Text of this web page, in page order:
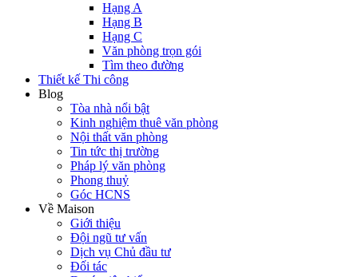
Hạng A
Hạng B
Hạng C
Văn phòng trọn gói
Tìm theo đường
Thiết kế Thi công
Blog
Tòa nhà nổi bật
Kinh nghiệm thuê văn phòng
Nội thất văn phòng
Tin tức thị trường
Pháp lý văn phòng
Phong thuỷ
Góc HCNS
Về Maison
Giới thiệu
Đội ngũ tư vấn
Dịch vụ Chủ đầu tư
Đối tác